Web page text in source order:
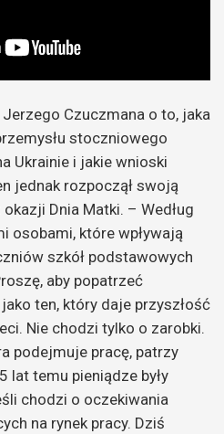
Czuczmana o to, jaka
stoczniowego
Ukrainie i jakie wnioski
jednak rozpoczął swoją
Dnia Matki. – Według
osobami, które wpływają
szkół podstawowych
aby popatrzeć
ten, który daje przyszłość
Nie chodzi tylko o zarobki.
podejmuje pracę, patrzy
lat temu pieniądze były
chodzi o oczekiwania
na rynek pracy. Dziś